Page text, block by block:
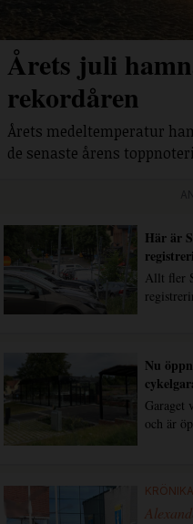
Årets juli
rekordåren
Årets medeltemperatur
de senaste årens
Här är
Allt fler
Nu
Garaget
och är
KRÖNIKA